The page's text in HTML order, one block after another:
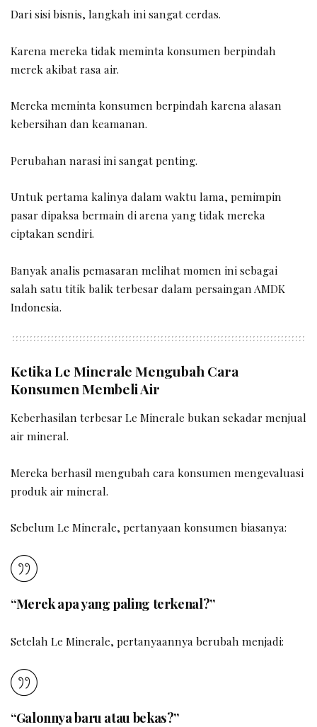
Dari sisi bisnis, langkah ini sangat cerdas.
Karena mereka tidak meminta konsumen berpindah
merek akibat rasa air.
Mereka meminta konsumen berpindah karena alasan
kebersihan dan keamanan.
Perubahan narasi ini sangat penting.
Untuk pertama kalinya dalam waktu lama, pemimpin
pasar dipaksa bermain di arena yang tidak mereka
ciptakan sendiri.
Banyak analis pemasaran melihat momen ini sebagai
salah satu titik balik terbesar dalam persaingan AMDK
Indonesia.
Ketika Le Minerale Mengubah Cara
Konsumen Membeli Air
Keberhasilan terbesar Le Minerale bukan sekadar menjual
air mineral.
Mereka berhasil mengubah cara konsumen mengevaluasi
produk air mineral.
Sebelum Le Minerale, pertanyaan konsumen biasanya:
“Merek apa yang paling terkenal?”
Setelah Le Minerale, pertanyaannya berubah menjadi:
“Galonnya baru atau bekas?”